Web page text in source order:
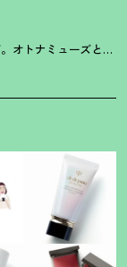
オトナミューズと＆